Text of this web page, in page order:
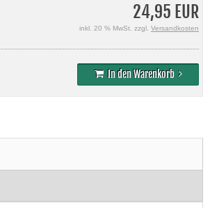
24,95 EUR
inkl. 20 % MwSt. zzgl. Versandkosten
In den Warenkorb